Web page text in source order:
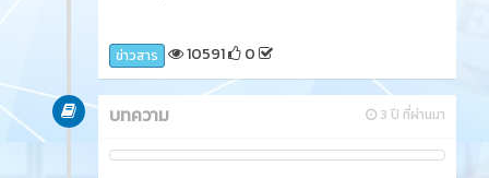
ข่าวสาร 10591 0
3 ปี ที่ผ่านมา
บทความ